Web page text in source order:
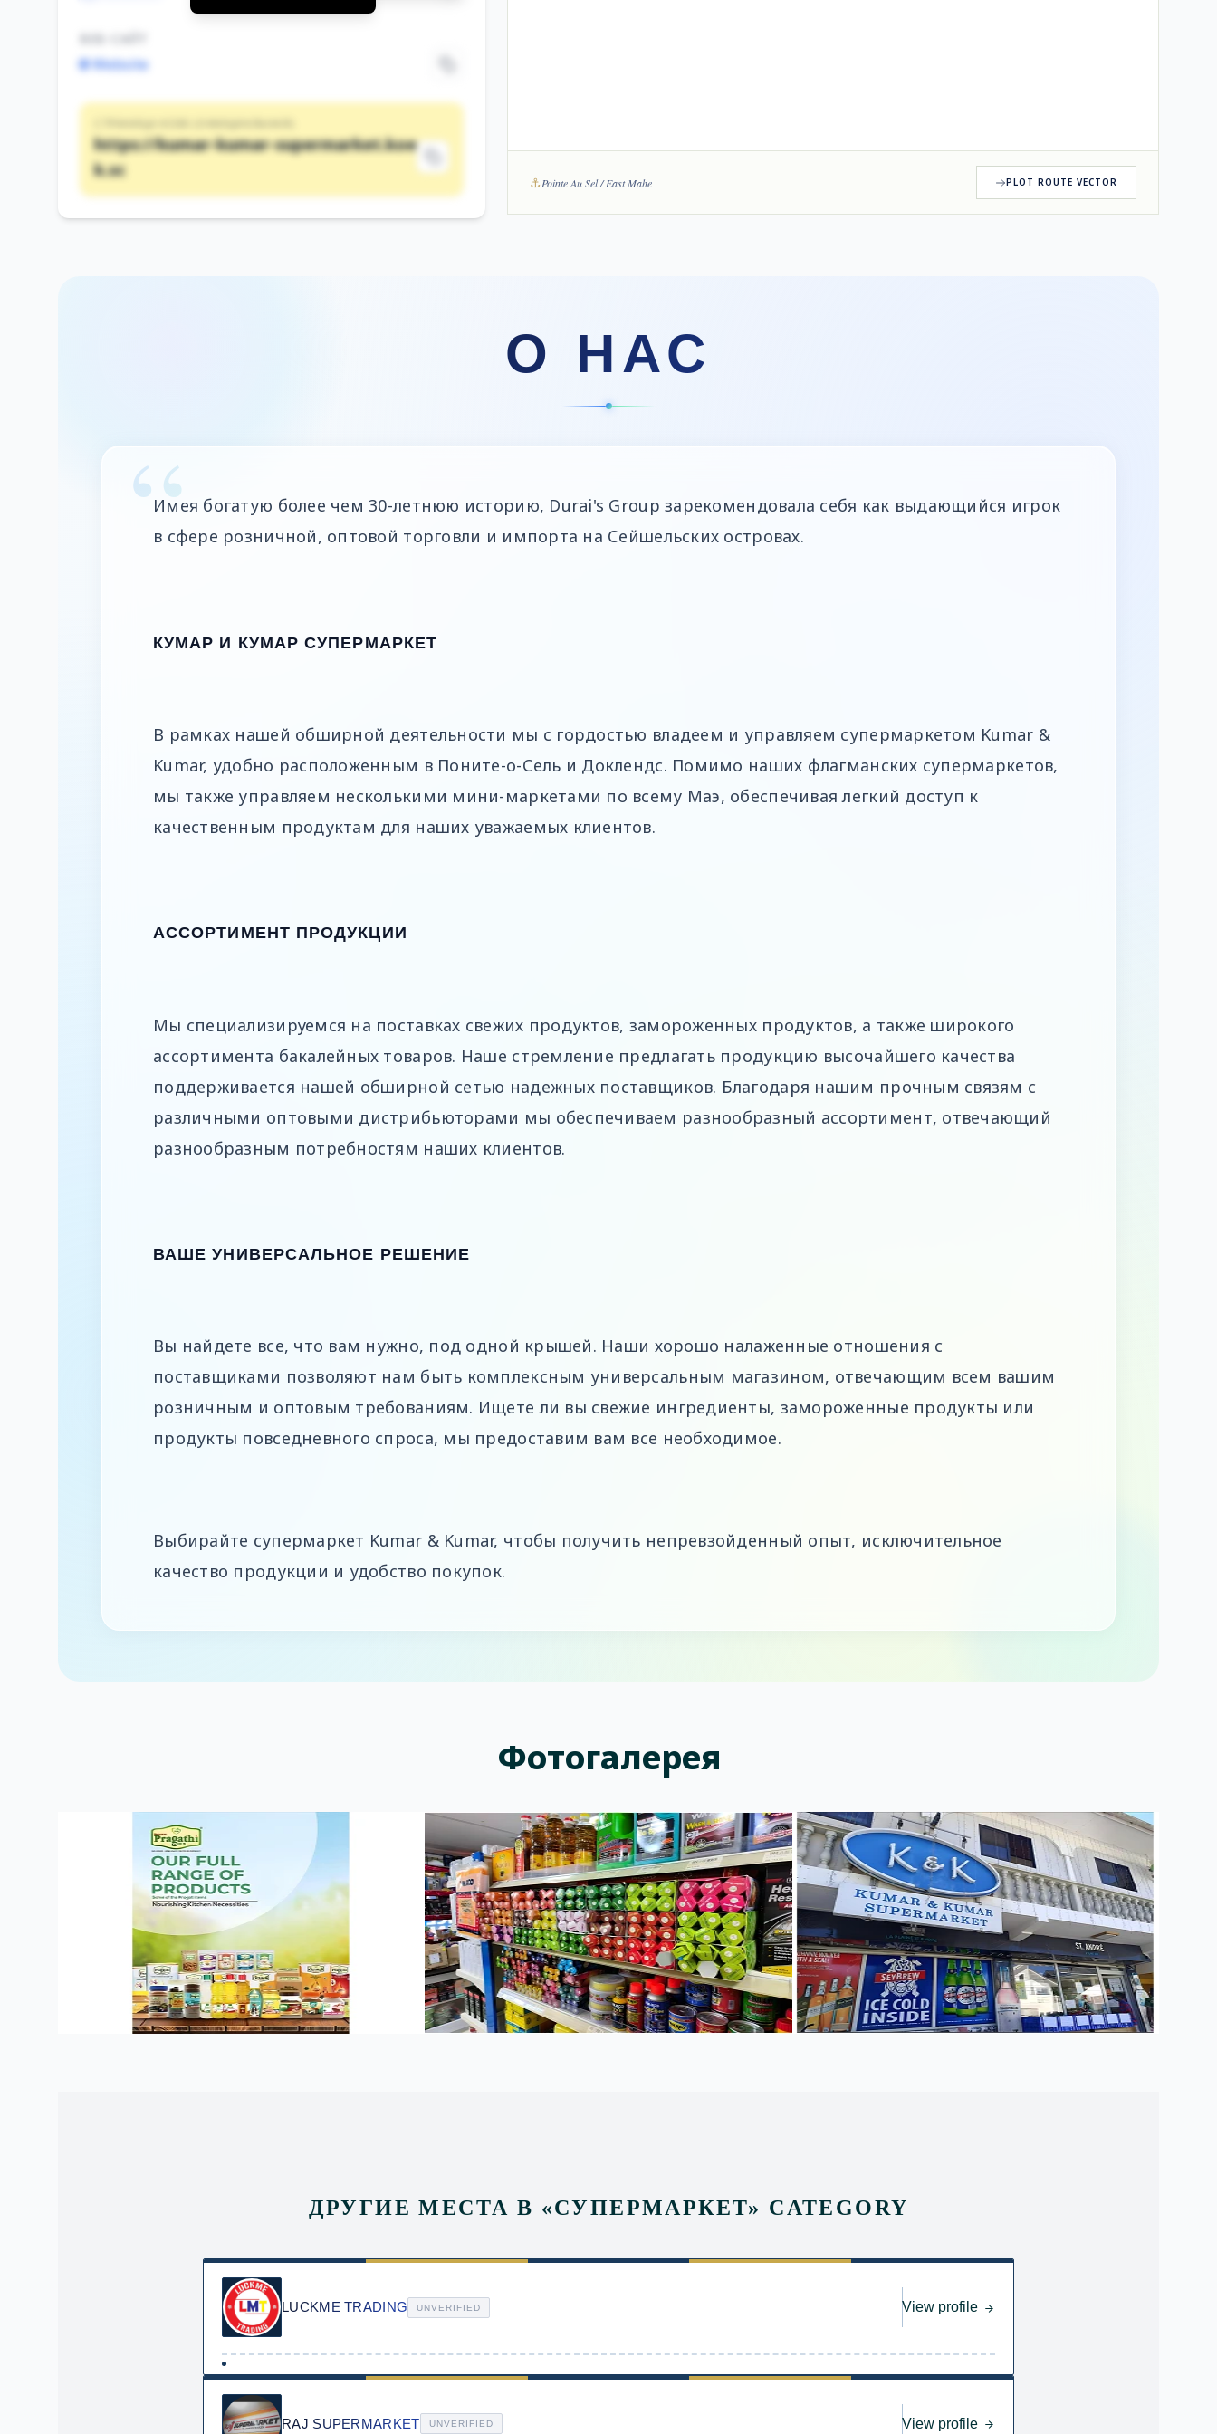
ВЕБ-САЙТ
🌐 Website
https://kumar-kumar-supermarket.koe
k.sc
⚓Pointe Au Sel / East Mahe PLOT ROUTE VECTOR
О НАС
Имея богатую более чем 30-летнюю историю, Durai's Group зарекомендовала себя как выдающийся игрок
в сфере розничной, оптовой торговли и импорта на Сейшельских островах.
КУМАР И КУМАР СУПЕРМАРКЕТ
В рамках нашей обширной деятельности мы с гордостью владеем и управляем супермаркетом Kumar &
Kumar, удобно расположенным в Поните-о-Сель и Доклендс. Помимо наших флагманских супермаркетов,
мы также управляем несколькими мини-маркетами по всему Маэ, обеспечивая легкий доступ к
качественным продуктам для наших уважаемых клиентов.
АССОРТИМЕНТ ПРОДУКЦИИ
Мы специализируемся на поставках свежих продуктов, замороженных продуктов, а также широкого
ассортимента бакалейных товаров. Наше стремление предлагать продукцию высочайшего качества
поддерживается нашей обширной сетью надежных поставщиков. Благодаря нашим прочным связям с
различными оптовыми дистрибьюторами мы обеспечиваем разнообразный ассортимент, отвечающий
разнообразным потребностям наших клиентов.
ВАШЕ УНИВЕРСАЛЬНОЕ РЕШЕНИЕ
Вы найдете все, что вам нужно, под одной крышей. Наши хорошо налаженные отношения с
поставщиками позволяют нам быть комплексным универсальным магазином, отвечающим всем вашим
розничным и оптовым требованиям. Ищете ли вы свежие ингредиенты, замороженные продукты или
продукты повседневного спроса, мы предоставим вам все необходимое.
Выбирайте супермаркет Kumar & Kumar, чтобы получить непревзойденный опыт, исключительное
качество продукции и удобство покупок.
Фотогалерея
ДРУГИЕ МЕСТА В «СУПЕРМАРКЕТ» CATEGORY
LUCKME TRADING UNVERIFIED View profile
RAJ SUPERMARKET UNVERIFIED View profile